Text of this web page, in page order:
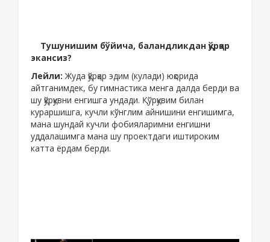
Тушунишим бўйича, баландликдан қўрқар
экансиз?
Лейли: Жуда қўрқар эдим (кулади) юқорида
айтганимдек, бу гимнастика менга далда берди ва
шу қўрқувни енгишга ундади. Қўрқувим билан
кураршишга, кучли кўнглим айнишини енгишимга,
мана шундай кучли фобияларимни енгишни
уддалашимга мана шу проектдаги иштироким
катта ёрдам берди.